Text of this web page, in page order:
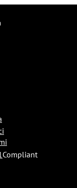
Compliant